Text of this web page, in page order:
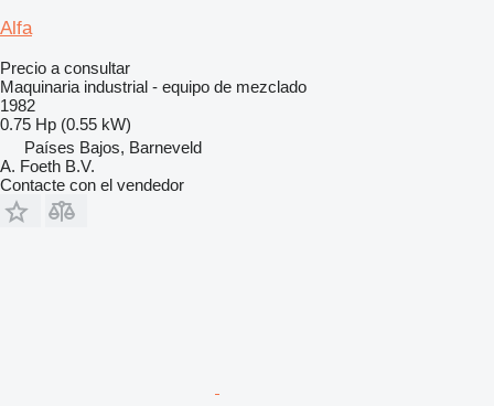
Alfa
Precio a consultar
Maquinaria industrial - equipo de mezclado
1982
0.75 Hp (0.55 kW)
Países Bajos, Barneveld
A. Foeth B.V.
Contacte con el vendedor